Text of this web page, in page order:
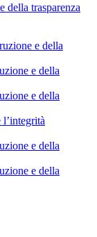
della trasparenza
e della
e della
e della
l’integrità
e della
e della